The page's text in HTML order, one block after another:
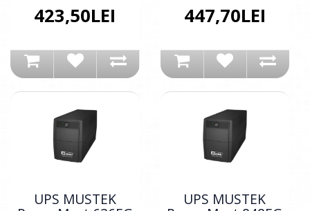
423,50LEI 447,70LEI
UPS MUSTEK UPS MUSTEK